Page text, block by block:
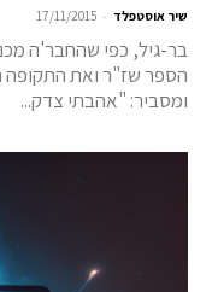
שיר אוסטפלד -
17/11/2015
בר-גיל, כפי שהחבר'ה
הספר שז"ר ואת התקופה
ומסביר: "אהבתי צדק...